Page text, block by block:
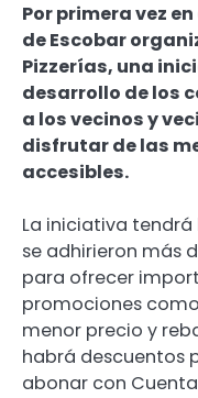
Por primera vez
de Escobar
Pizzerías, una
desarrollo de los
a los vecinos y
disfrutar de las
accesibles.
La iniciativa
se adhirieron más
para ofrecer
promociones
menor precio y
habrá descuentos
abonar con Cuenta